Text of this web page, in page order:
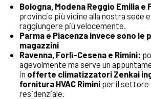
Bologna, Modena Reggio Emilia e
provincie più vicine alla nostra sede
raggiungere più velocemente.
Parma e Piacenza invece sono le
magazzini
Ravenna, Forlì-Cesena e Rimini:
agevolmente ma serve un
in offerte climatizzatori Zenkai
fornitura HVAC Riminiper il settore
residenziale.